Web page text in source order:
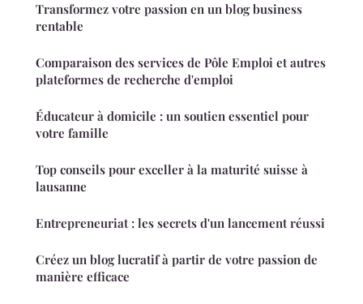
Transformez votre passion en un blog business
rentable
Comparaison des services de Pôle Emploi et autres
plateformes de recherche d'emploi
Éducateur à domicile : un soutien essentiel pour
votre famille
Top conseils pour exceller à la maturité suisse à
lausanne
Entrepreneuriat : les secrets d'un lancement réussi
Créez un blog lucratif à partir de votre passion de
manière efficace